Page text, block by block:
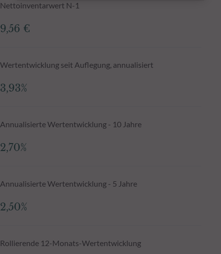
Nettoinventarwert N-1
9,56 €
Wertentwicklung seit Auflegung, annualisiert
3,93%
Annualisierte Wertentwicklung - 10 Jahre
2,70%
Annualisierte Wertentwicklung - 5 Jahre
2,50%
Rollierende 12-Monats-Wertentwicklung